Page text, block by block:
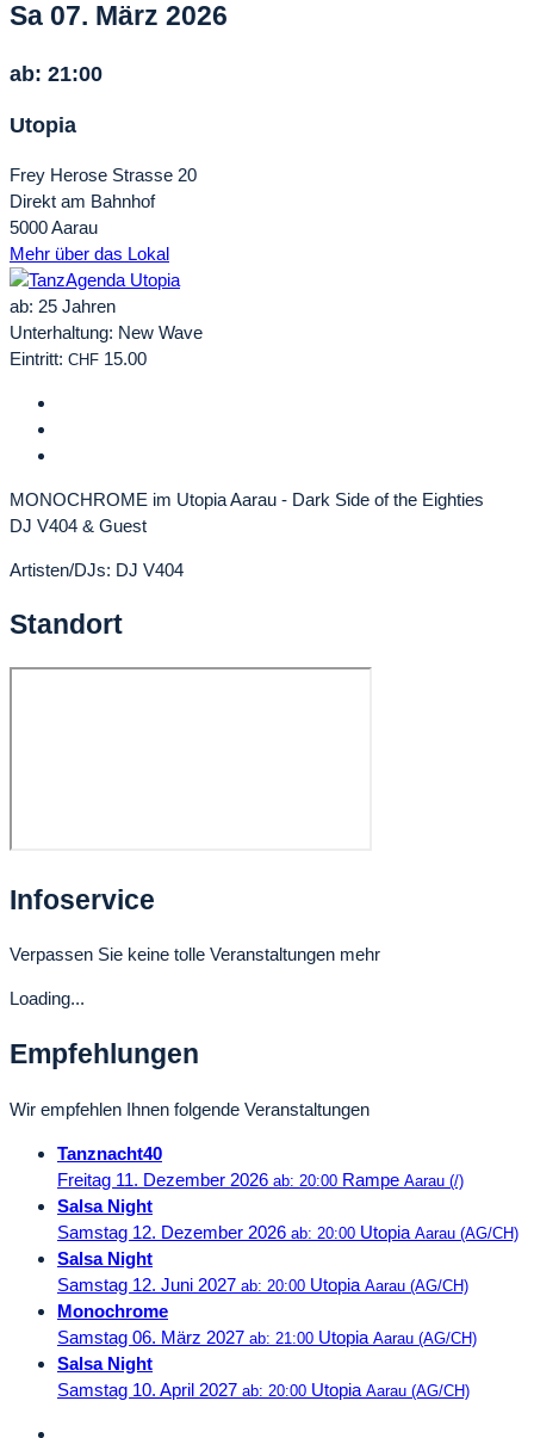
Sa 07. März 2026
ab: 21:00
Utopia
Frey Herose Strasse 20
Direkt am Bahnhof
5000 Aarau
Mehr über das Lokal
ab: 25 Jahren
Unterhaltung: New Wave
Eintritt: CHF 15.00
MONOCHROME im Utopia Aarau - Dark Side of the Eighties
DJ V404 & Guest
Artisten/DJs: DJ V404
Standort
Infoservice
Verpassen Sie keine tolle Veranstaltungen mehr
Loading...
Empfehlungen
Wir empfehlen Ihnen folgende Veranstaltungen
Tanznacht40
Freitag 11. Dezember 2026 ab: 20:00 Rampe Aarau (/)
Salsa Night
Samstag 12. Dezember 2026 ab: 20:00 Utopia Aarau (AG/CH)
Salsa Night
Samstag 12. Juni 2027 ab: 20:00 Utopia Aarau (AG/CH)
Monochrome
Samstag 06. März 2027 ab: 21:00 Utopia Aarau (AG/CH)
Salsa Night
Samstag 10. April 2027 ab: 20:00 Utopia Aarau (AG/CH)